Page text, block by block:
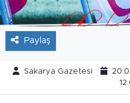
Paylaş
Sakarya Gazetesi
Teknoloji
Politika